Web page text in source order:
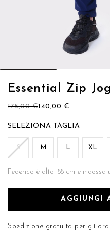
Essential Zip
140,00 €
175,00 €
TAGLIA
S M L XL
Federico è alto 188 cm e
AGGIUNGI
Spedizione gratuita per gli
Vai
della
immagini